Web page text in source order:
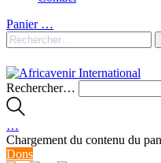
Panier …
Rechercher…
…
Chargement du contenu du
Dons